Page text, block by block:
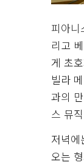
피아
리고
게 초
빌라
과의
스 뮤
저녁
오는